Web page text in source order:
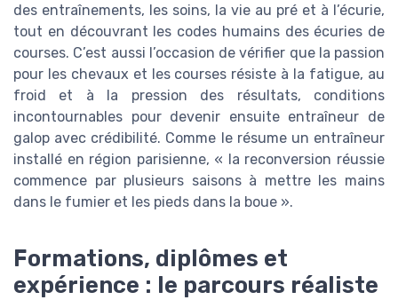
des entraînements, les soins, la vie au pré et à l’écurie,
tout en découvrant les codes humains des écuries de
courses. C’est aussi l’occasion de vérifier que la passion
pour les chevaux et les courses résiste à la fatigue, au
froid et à la pression des résultats, conditions
incontournables pour devenir ensuite entraîneur de
galop avec crédibilité. Comme le résume un entraîneur
installé en région parisienne, « la reconversion réussie
commence par plusieurs saisons à mettre les mains
dans le fumier et les pieds dans la boue ».
Formations, diplômes et
expérience : le parcours réaliste